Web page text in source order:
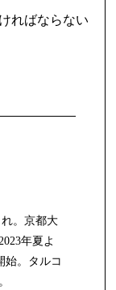
ればならない
れ。京都大
年夏よ
始。タルコ